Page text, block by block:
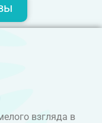
взгляда в